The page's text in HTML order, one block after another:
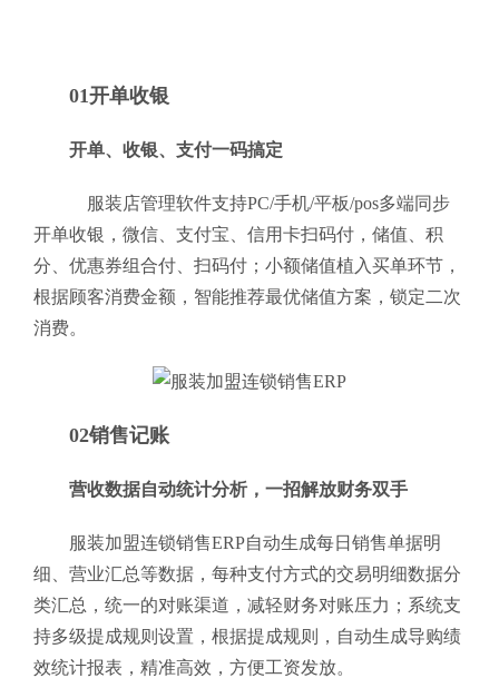
01开单收银
开单、收银、支付一码搞定
服装店管理软件支持PC/手机/平板/pos多端同步
开单收银，微信、支付宝、信用卡扫码付，储值、积
分、优惠券组合付、扫码付；小额储值植入买单环节，
根据顾客消费金额，智能推荐最优储值方案，锁定二次
消费。
02销售记账
营收数据自动统计分析，一招解放财务双手
服装加盟连锁销售ERP自动生成每日销售单据明
细、营业汇总等数据，每种支付方式的交易明细数据分
类汇总，统一的对账渠道，减轻财务对账压力；系统支
持多级提成规则设置，根据提成规则，自动生成导购绩
效统计报表，精准高效，方便工资发放。